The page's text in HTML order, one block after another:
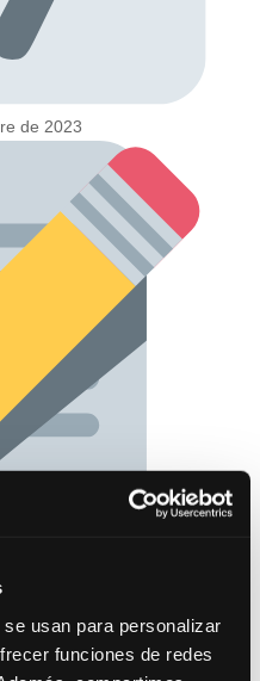
usan para personalizar
funciones de redes
de 2023
(hora...